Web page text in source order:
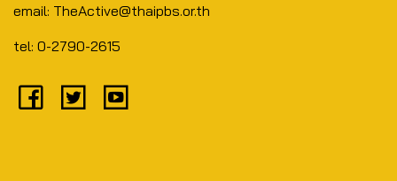
email: TheActive@thaipbs.or.th
tel: 0-2790-2615